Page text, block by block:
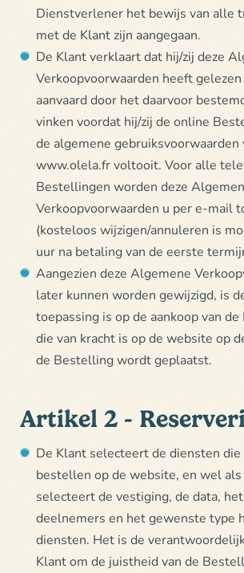
Dienstverlener het bewijs van alle
met de Klant zijn aangegaan.
De Klant verklaart dat hij/zij deze
Verkoopvoorwaarden heeft
aanvaard door het daarvoor
vinken voordat hij/zij de online
de algemene gebruiksvoorwaarden
www.olela.fr voltooit. Voor alle
Bestellingen worden deze
Verkoopvoorwaarden u per e-mail
(kosteloos wijzigen/annuleren is
uur na betaling van de eerste
Aangezien deze Algemene
later kunnen worden gewijzigd, is
toepassing is op de aankoop van
die van kracht is op de website op
de Bestelling wordt geplaatst.
Artikel 2 -
De Klant selecteert de diensten
bestellen op de website, en wel
selecteert de vestiging, de data,
deelnemers en het gewenste type
diensten. Het is de
Klant om de juistheid van de